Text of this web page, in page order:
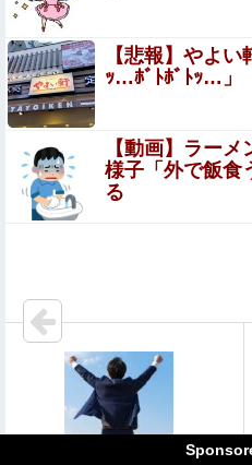
「隣に早く家建てろ」とうる
を報告したら「草刈り誰がす
旦那が放った「一言」に義母
とった神対応すぎる
【速報】外人の医療費未払い
治療を断るようになってしまう
【悲報】高野連「暑熱対策
ールや！」他
【閲覧注意】メキシコの街
ンツを描く。これもう芸術だろ
【衝撃】 「かわいい虫」ラ
【閲覧注意】元臆女キャバ嬢
まくって終わるｗｗｗｗｗｗｗ
【悲報】やよ
ｯ…ﾎﾞﾄﾎﾞﾄｯ…」
【動画】ラー
様子「外で飯食
る